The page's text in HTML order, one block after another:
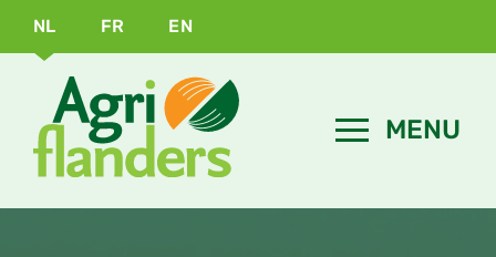
NL FR EN